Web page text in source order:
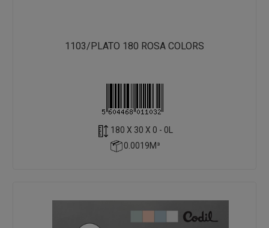
1103/PLATO 180 ROSA COLORS
180 X 30 X 0 - 0L
0.0019M³